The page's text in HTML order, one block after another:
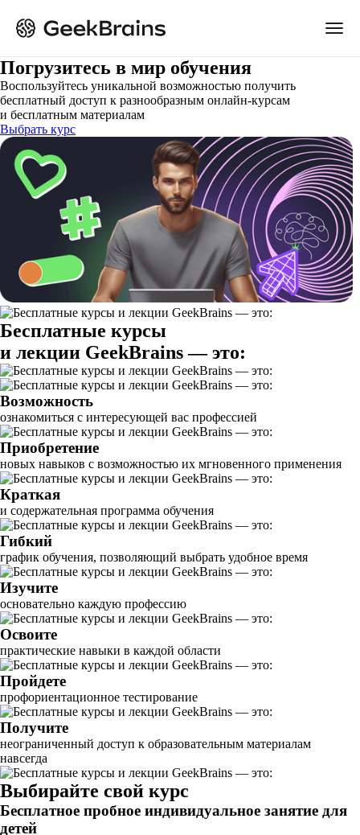
Погрузитесь в мир обучения
Воспользуйтесь уникальной возможностью получить
бесплатный доступ к разнообразным онлайн-курсам
и бесплатным материалам
Выбрать курс
Бесплатные курсы
и лекции GeekBrains — это:
Возможность
ознакомиться с интересующей вас профессией
Приобретение
новых навыков с возможностью их мгновенного применения
Краткая
и содержательная программа обучения
Гибкий
график обучения, позволяющий выбрать удобное время
Изучите
основательно каждую профессию
Освоите
практические навыки в каждой области
Пройдете
профориентационное тестирование
Получите
неограниченный доступ к образовательным материалам
навсегда
Выбирайте свой курс
Бесплатное пробное индивидуальное занятие для
детей